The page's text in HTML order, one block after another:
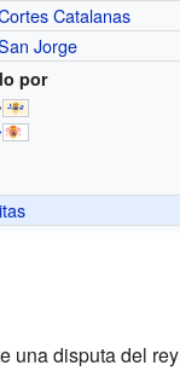
Catalanas
Jorge
por
una disputa del rey